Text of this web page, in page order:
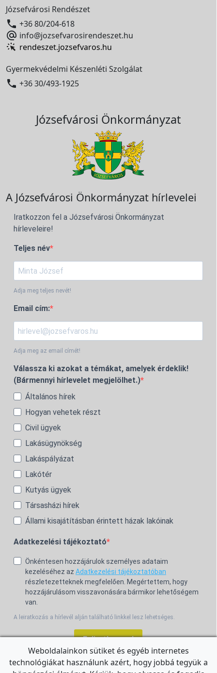
Józsefvárosi Rendészet
 +36 80/204-618
 info@jozsefvarosirendeszet.hu
rendeszet.jozsefvaros.hu
Gyermekvédelmi Készenléti Szolgálat
 +36 30/493-1925
Józsefvárosi Önkormányzat
A Józsefvárosi Önkormányzat hírlevelei
Iratkozzon fel a Józsefvárosi Önkormányzat
hírleveleire!
Teljes név
Adja meg teljes nevét!
Email cím:
Adja meg az email címét!
Válassza ki azokat a témákat, amelyek érdeklik!
(Bármennyi hírlevelet megjelölhet.)
Általános hírek
Hogyan vehetek részt
Civil ügyek
Lakásügynökség
Lakáspályázat
Lakótér
Kutyás ügyek
Társasházi hírek
Állami kisajátításban érintett házak lakóinak
Adatkezelési tájékoztató
Önkéntesen hozzájárulok személyes adataim
kezeléséhez az Adatkezelési tájékoztatóban
részletezetteknek megfelelően. Megértettem, hogy
hozzájárulásom visszavonására bármikor lehetőségem
van.
A leiratkozás a hírlevél alján található linkkel lesz lehetséges.
Feliratkozom!
Weboldalainkon sütiket és egyéb internetes
technológiákat használunk azért, hogy jobbá tegyük a